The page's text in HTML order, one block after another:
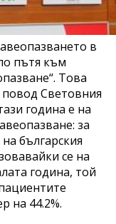
в
пътя към
Това
Световния
година е на
за
българския
се на
година, той
на 44.2%.